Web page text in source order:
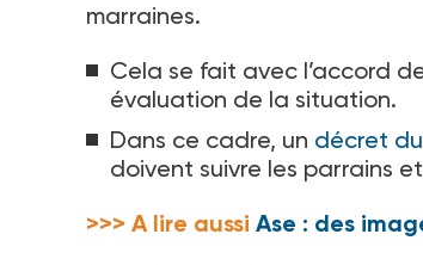
marraines.
Cela se fait avec l’accord
évaluation de la situation.
Dans ce cadre, un décret
doivent suivre les parrains
>>> A lire aussi Ase : des